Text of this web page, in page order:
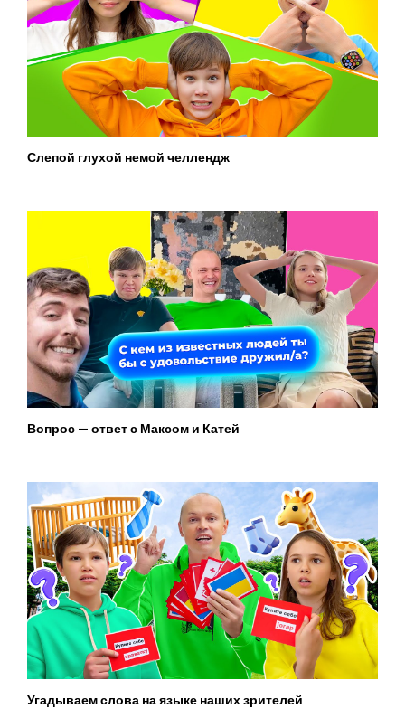
Слепой глухой немой челлендж
Вопрос — ответ с Максом и Катей
Угадываем слова на языке наших зрителей